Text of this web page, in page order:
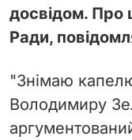
досвідом. Про
Ради,
"Знімаю
Володимиру